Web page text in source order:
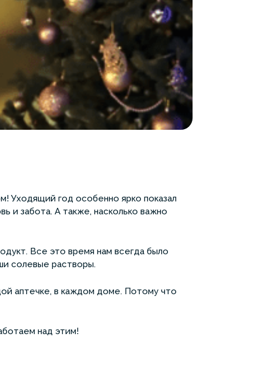
Уходящий год особенно ярко показал
и забота. А также, насколько важно
Все это время нам всегда было
солевые растворы.
аптечке, в каждом доме. Потому что
над этим!